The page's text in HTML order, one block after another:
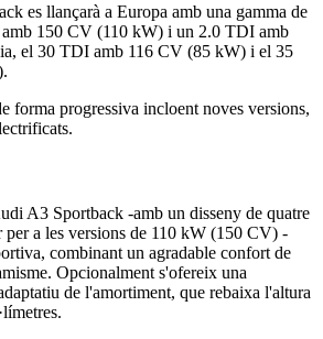
es llançarà a Europa amb una gamma de
150 CV (110 kW) i un 2.0 TDI amb
el 30 TDI amb 116 CV (85 kW) i el 35
forma progressiva incloent noves versions,
A3 Sportback -amb un disseny de quatre
per a les versions de 110 kW (150 CV) -
combinant un agradable confort de
Opcionalment s'ofereix una
de l'amortiment, que rebaixa l'altura